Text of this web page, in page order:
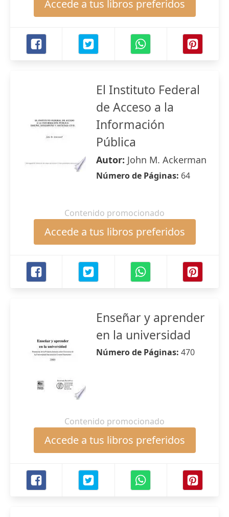
Accede a tus libros preferidos
El Instituto Federal
de Acceso a la
Información
Pública
Autor: John M. Ackerman
Número de Páginas: 64
Contenido promocionado
Accede a tus libros preferidos
Enseñar y aprender
en la universidad
Número de Páginas: 470
Contenido promocionado
Accede a tus libros preferidos